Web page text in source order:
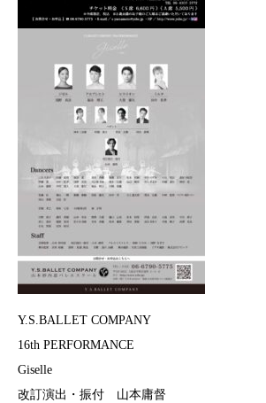
Y.S.BALLET COMPANY
16th PERFORMANCE
Giselle
改訂演出・振付 山本庸督